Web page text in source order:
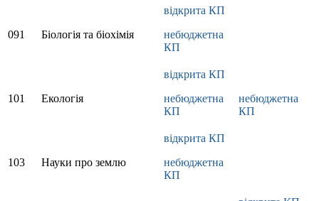
091 Біологія та біохімія
відкрита КП
небюджетна
КП
101 Екологія
відкрита КП
небюджетна
КП
небюджетна
КП
103 Науки про землю
відкрита КП
небюджетна
КП